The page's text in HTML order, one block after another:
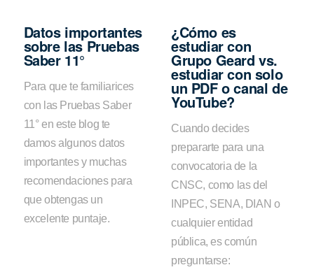
Datos importantes
sobre las Pruebas
Saber 11°
Para que te familiarices
con las Pruebas Saber
11° en este blog te
damos algunos datos
importantes y muchas
recomendaciones para
que obtengas un
excelente puntaje.
¿Cómo es
estudiar con
Grupo Geard vs.
estudiar con solo
un PDF o canal de
YouTube?
Cuando decides
prepararte para una
convocatoria de la
CNSC, como las del
INPEC, SENA, DIAN o
cualquier entidad
pública, es común
preguntarse: